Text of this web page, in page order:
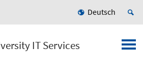
Deutsch
IT Services